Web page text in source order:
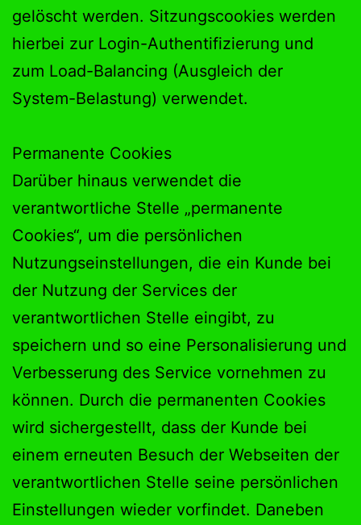
gelöscht werden. Sitzungscookies werden
hierbei zur Login-Authentifizierung und
zum Load-Balancing (Ausgleich der
System-Belastung) verwendet.
Permanente Cookies
Darüber hinaus verwendet die
verantwortliche Stelle „permanente
Cookies“, um die persönlichen
Nutzungseinstellungen, die ein Kunde bei
der Nutzung der Services der
verantwortlichen Stelle eingibt, zu
speichern und so eine Personalisierung und
Verbesserung des Service vornehmen zu
können. Durch die permanenten Cookies
wird sichergestellt, dass der Kunde bei
einem erneuten Besuch der Webseiten der
verantwortlichen Stelle seine persönlichen
Einstellungen wieder vorfindet. Daneben